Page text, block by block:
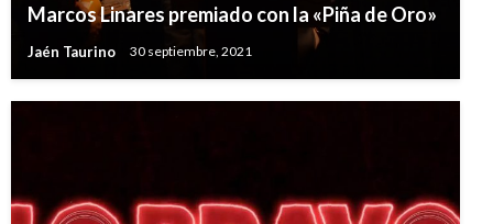
Marcos Linares premiado con la «Piña de Oro»
Jaén Taurino 30 septiembre, 2021